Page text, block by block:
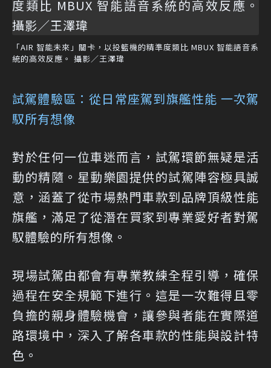
「AIR 智能未來」關卡，以投籃機的精準度類比 MBUX 智能語音系
統的高效反應。 攝影／王澤瑋
試駕體驗區：從日常座駕到旗艦性能 一次駕
馭所有想像
對於任何一位車迷而言，試駕環節無疑是活
動的精隨。星動樂園提供的試駕陣容極具誠
意，涵蓋了從市場熱門車款到品牌頂級性能
旗艦，滿足了從潛在買家到專業愛好者對駕
馭體驗的所有想像。
現場試駕由都會有專業教練全程引導，確保
過程在安全規範下進行。這是一次難得且零
負擔的親身體驗機會，讓參與者能在實際道
路環境中，深入了解各車款的性能與設計特
色。